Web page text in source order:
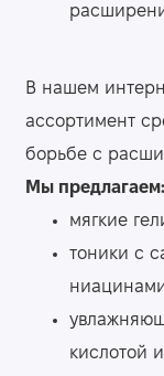
В нашем
ассортимент
борьбе с
Мы предлагаем:
мягкие
тоники с
кислотой